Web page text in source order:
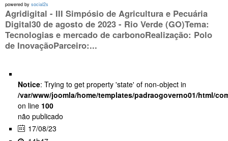
powered by social2s
Agridigital - III Simpósio de Agricultura e Pecuária
Digital30 de agosto de 2023 - Rio Verde (GO)Tema:
Tecnologias e mercado de carbonoRealização: Polo
de InovaçãoParceiro:...
Notice: Trying to get property 'state' of non-object in
/var/www/joomla/home/templates/padraogoverno01/html/
on line 100
não publicado
17/08/23